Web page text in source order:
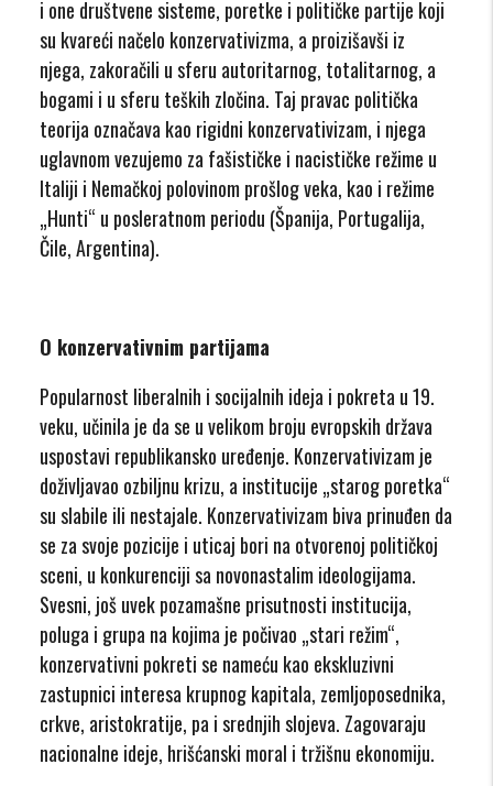
i one društvene sisteme, poretke i političke partije koji
su kvareći načelo konzervativizma, a proizišavši iz
njega, zakoračili u sferu autoritarnog, totalitarnog, a
bogami i u sferu teških zločina. Taj pravac politička
teorija označava kao rigidni konzervativizam, i njega
uglavnom vezujemo za fašističke i nacističke režime u
Italiji i Nemačkoj polovinom prošlog veka, kao i režime
„Hunti“ u posleratnom periodu (Španija, Portugalija,
Čile, Argentina).
O konzervativnim partijama
Popularnost liberalnih i socijalnih ideja i pokreta u 19.
veku, učinila je da se u velikom broju evropskih država
uspostavi republikansko uređenje. Konzervativizam je
doživljavao ozbiljnu krizu, a institucije „starog poretka“
su slabile ili nestajale. Konzervativizam biva prinuđen da
se za svoje pozicije i uticaj bori na otvorenoj političkoj
sceni, u konkurenciji sa novonastalim ideologijama.
Svesni, još uvek pozamašne prisutnosti institucija,
poluga i grupa na kojima je počivao „stari režim“,
konzervativni pokreti se nameću kao ekskluzivni
zastupnici interesa krupnog kapitala, zemljoposednika,
crkve, aristokratije, pa i srednjih slojeva. Zagovaraju
nacionalne ideje, hrišćanski moral i tržišnu ekonomiju.